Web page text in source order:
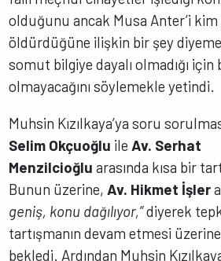
olduğunu ancak Musa Anter’i
öldürdüğüne ilişkin bir şey
somut bilgiye dayalı olmadığı için
olmayacağını söylemekle yetindi.
Muhsin Kızılkaya’ya soru
Selim Okçuoğlu ile Av. Serhat
Menzilcioğlu arasında kısa bir
Bunun üzerine, Av. Hikmet İşler
geniş, konu dağılıyor,”diyerek
tartışmanın devam etmesi
bekledi. Ardından Muhsin